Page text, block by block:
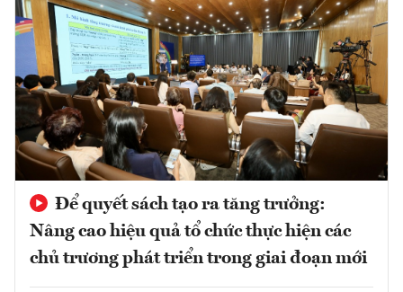
Để quyết sách tạo ra tăng trưởng:
Nâng cao hiệu quả tổ chức thực hiện các
chủ trương phát triển trong giai đoạn mới